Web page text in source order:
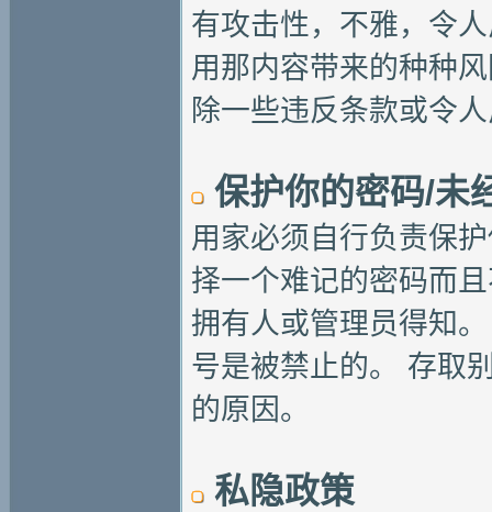
有攻击性，不雅，令
用那内容带来的种种
除一些违反条款或令
保护你的密码/未
用家必须自行负责保
择一个难记的密码而
拥有人或管理员得知
号是被禁止的。 存取
的原因。
私隐政策